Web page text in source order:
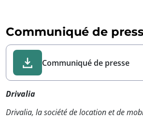
Communiqué de
Communiqué de presse
Drivalia
Drivalia, la société de location et de